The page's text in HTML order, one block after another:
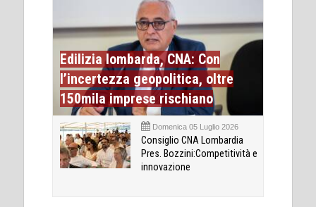
Edilizia lombarda, CNA: Con
l’incertezza geopolitica, oltre
150mila imprese rischiano
Domenica 05 Luglio 2026
Consiglio CNA Lombardia
Pres. Bozzini:Competitività e
innovazione